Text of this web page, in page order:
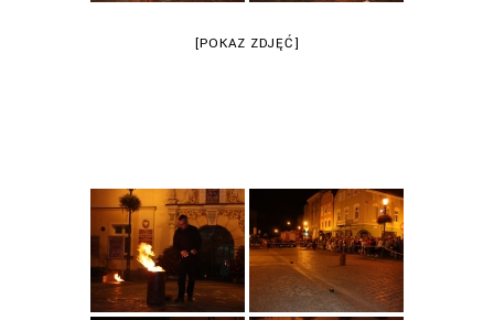
[POKAZ ZDJĘĆ]